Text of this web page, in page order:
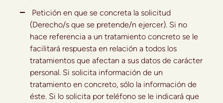
Petición en que se concreta la solicitud
(Derecho/s que se pretende/n ejercer). Si no
hace referencia a un tratamiento concreto se le
facilitará respuesta en relación a todos los
tratamientos que afectan a sus datos de carácter
personal. Si solicita información de un
tratamiento en concreto, sólo la información de
éste. Si lo solicita por teléfono se le indicará que